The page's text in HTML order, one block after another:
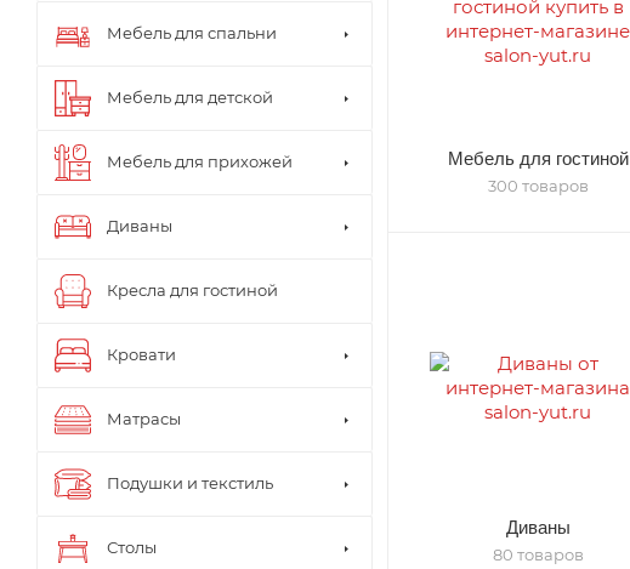
Мебель для гостиной
300 товаров
Диваны
80 товаров
Мебель для спальни
Мебель для детской
Мебель для прихожей
Диваны
Кресла для гостиной
Кровати
Матрасы
Подушки и текстиль
Столы